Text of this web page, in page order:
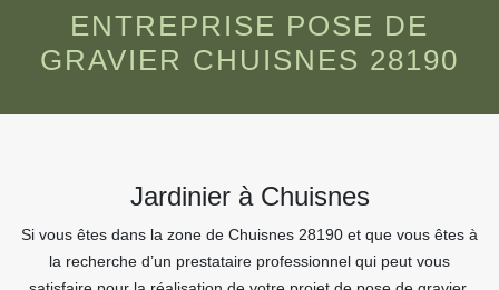
ENTREPRISE POSE DE
GRAVIER CHUISNES 28190
Jardinier à Chuisnes
Si vous êtes dans la zone de Chuisnes 28190 et que vous êtes à
la recherche d’un prestataire professionnel qui peut vous